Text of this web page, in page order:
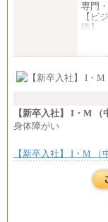
専門
【ビ
職】
※試用
①月
⑤⑥月
※試
【新卒入社】 I・M
身体障がい
【新卒入社】 I・M